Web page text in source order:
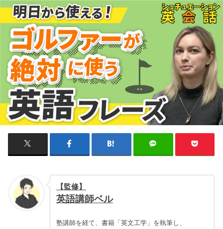
【監修】
英語講師ベル
塾講師を経て、書籍「英文工学」を執筆し、